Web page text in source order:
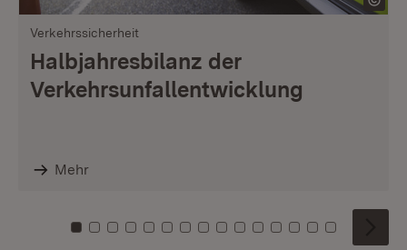
Verkehrssicherheit
Halbjahresbilanz der
Verkehrsunfallentwicklung
Mehr
Zu Kachel: 0
Zu Kachel: 1
Zu Kachel: 2
Zu Kachel: 3
Zu Kachel: 4
Zu Kachel: 5
Zu Kachel: 6
Zu Kachel: 7
Zu Kachel: 8
Zu Kachel: 9
Zu Kachel: 10
Zu Kachel: 11
Zu Kachel: 12
Zu Kachel:
Zu